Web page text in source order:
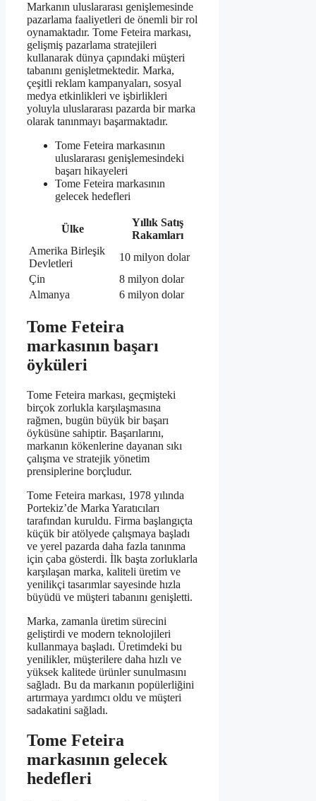
Markanın uluslararası genişlemesinde
pazarlama faaliyetleri de önemli bir rol
oynamaktadır. Tome Feteira markası,
gelişmiş pazarlama stratejileri
kullanarak dünya çapındaki müşteri
tabanını genişletmektedir. Marka,
çeşitli reklam kampanyaları, sosyal
medya etkinlikleri ve işbirlikleri
yoluyla uluslararası pazarda bir marka
olarak tanınmayı başarmaktadır.
Tome Feteira markasının
uluslararası genişlemesindeki
başarı hikayeleri
Tome Feteira markasının
gelecek hedefleri
Ülke
Yıllık Satış
Rakamları
Amerika Birleşik
Devletleri
10 milyon dolar
Çin
8 milyon dolar
Almanya
6 milyon dolar
Tome Feteira
markasının başarı
öyküleri
Tome Feteira markası, geçmişteki
birçok zorlukla karşılaşmasına
rağmen, bugün büyük bir başarı
öyküsüne sahiptir. Başarılarını,
markanın kökenlerine dayanan sıkı
çalışma ve stratejik yönetim
prensiplerine borçludur.
Tome Feteira markası, 1978 yılında
Portekiz’de Marka Yaratıcıları
tarafından kuruldu. Firma başlangıçta
küçük bir atölyede çalışmaya başladı
ve yerel pazarda daha fazla tanınma
için çaba gösterdi. İlk başta zorluklarla
karşılaşan marka, kaliteli üretim ve
yenilikçi tasarımlar sayesinde hızla
büyüdü ve müşteri tabanını genişletti.
Marka, zamanla üretim sürecini
geliştirdi ve modern teknolojileri
kullanmaya başladı. Üretimdeki bu
yenilikler, müşterilere daha hızlı ve
yüksek kalitede ürünler sunulmasını
sağladı. Bu da markanın popülerliğini
artırmaya yardımcı oldu ve müşteri
sadakatini sağladı.
Tome Feteira
markasının gelecek
hedefleri